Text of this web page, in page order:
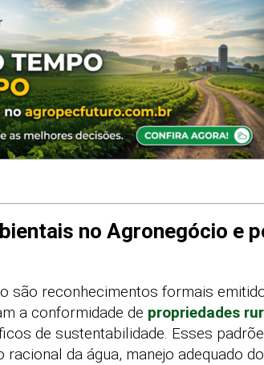
no Agronegócio e
são reconhecimentos formais
a conformidade de propriedades
de sustentabilidade. Esses
da água, manejo adequado